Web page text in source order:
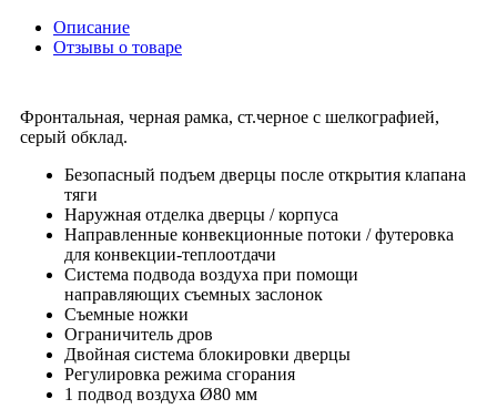
Описание
Отзывы о товаре
Фронтальная, черная рамка, ст.черное с шелкографией,
серый обклад.
Безопасный подъем дверцы после открытия клапана
тяги
Наружная отделка дверцы / корпуса
Направленные конвекционные потоки / футеровка
для конвекции-теплоотдачи
Система подвода воздуха при помощи
направляющих съемных заслонок
Съемные ножки
Ограничитель дров
Двойная система блокировки дверцы
Регулировка режима сгорания
1 подвод воздуха Ø80 мм